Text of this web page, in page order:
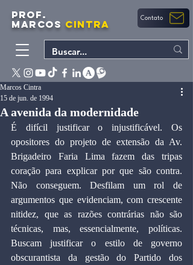
PROF.
MARCOS CINTRA Contato
A avenida da modernidade
Marcos Cintra
15 de jun. de 1994
É difícil justificar o injustificável. Os
opositores do projeto de extensão da Av.
Brigadeiro Faria Lima fazem das tripas
coração para explicar por que são contra.
Não conseguem. Desfilam um rol de
argumentos que evidenciam, com crescente
nitidez, que as razões contrárias não são
técnicas, mas, essencialmente, políticas.
Buscam justificar o estilo de governo
obscurantista da gestão do Partido dos